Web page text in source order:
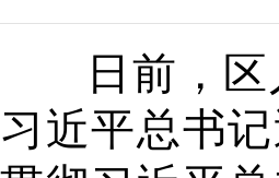
日前，
习近平总书